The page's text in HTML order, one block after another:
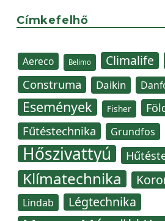
Címkefelhő
Aereco Belimo Climalife
Construma Daikin
Események Fisher
Fűtéstechnika Grundfos
Hőszivattyú
Klímatechnika
Lindab Légtechnika